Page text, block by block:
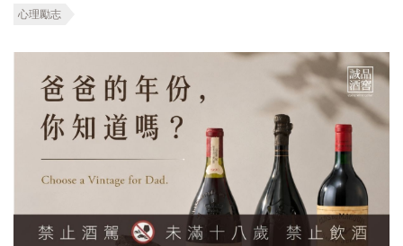
心理勵志